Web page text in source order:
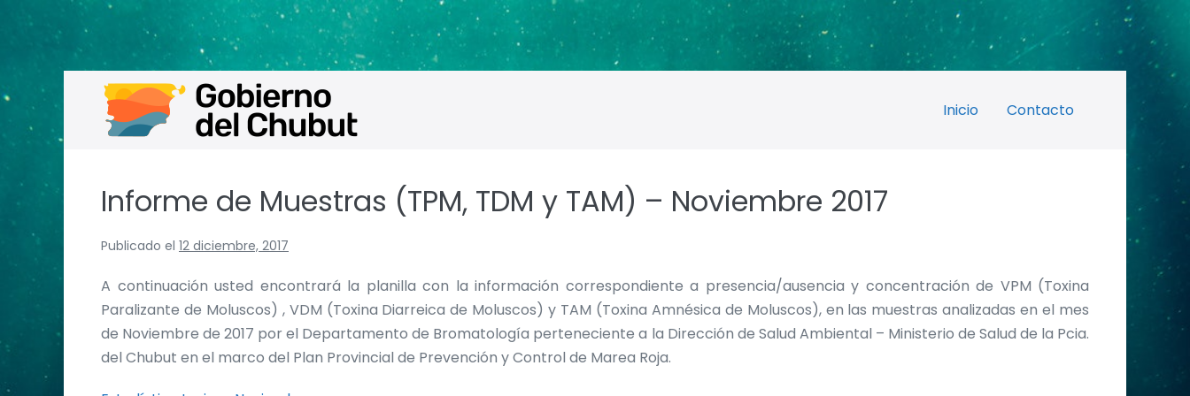
al
contenido
Inicio Contacto
Informe de Muestras (TPM, TDM y TAM) – Noviembre 2017
Publicado el 12 diciembre, 2017
A continuación usted encontrará la planilla con la información correspondiente a presencia/ausencia y concentración de VPM (Toxina
Paralizante de Moluscos) , VDM (Toxina Diarreica de Moluscos) y TAM (Toxina Amnésica de Moluscos), en las muestras analizadas en el mes
de Noviembre de 2017 por el Departamento de Bromatología perteneciente a la Dirección de Salud Ambiental – Ministerio de Salud de la Pcia.
del Chubut en el marco del Plan Provincial de Prevención y Control de Marea Roja.